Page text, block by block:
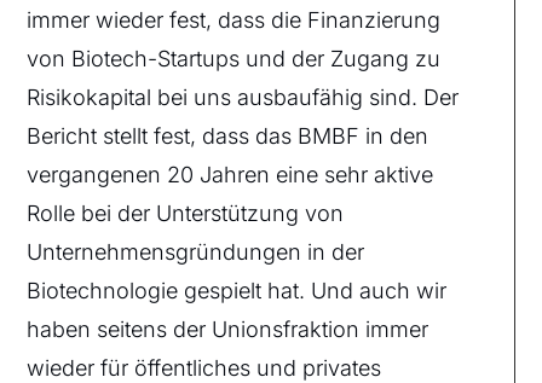
immer wieder fest, dass die Finanzierung
von Biotech-Startups und der Zugang zu
Risikokapital bei uns ausbaufähig sind. Der
Bericht stellt fest, dass das BMBF in den
vergangenen 20 Jahren eine sehr aktive
Rolle bei der Unterstützung von
Unternehmensgründungen in der
Biotechnologie gespielt hat. Und auch wir
haben seitens der Unionsfraktion immer
wieder für öffentliches und privates